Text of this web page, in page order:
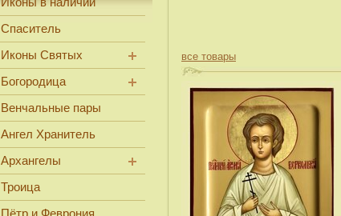
все товары
Спаситель
Иконы Святых
Богородица
Венчальные пары
Ангел Хранитель
Архангелы
Троица